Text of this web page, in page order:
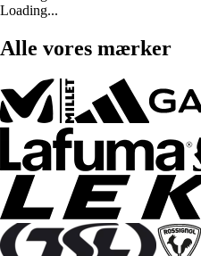
Loading...
Alle vores mærker